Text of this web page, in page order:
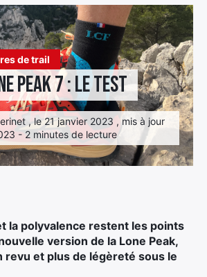
de trail
Peak 7 : le test
, le 21 janvier 2023 , mis à jour
- 2 minutes de lecture
la polyvalence restent les points
version de la Lone Peak,
revu et plus de légèreté sous le
Élément
de
menu
Élément
de
menu
Élément
de